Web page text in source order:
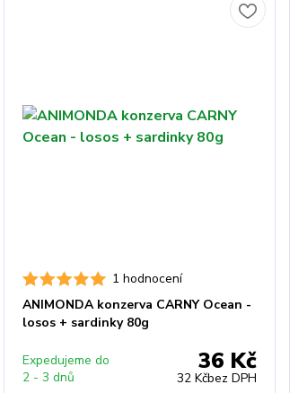
1 hodnocení
ANIMONDA konzerva CARNY Ocean -
losos + sardinky 80g
36 Kč
32 Kčbez DPH
Expedujeme do
2 - 3 dnů